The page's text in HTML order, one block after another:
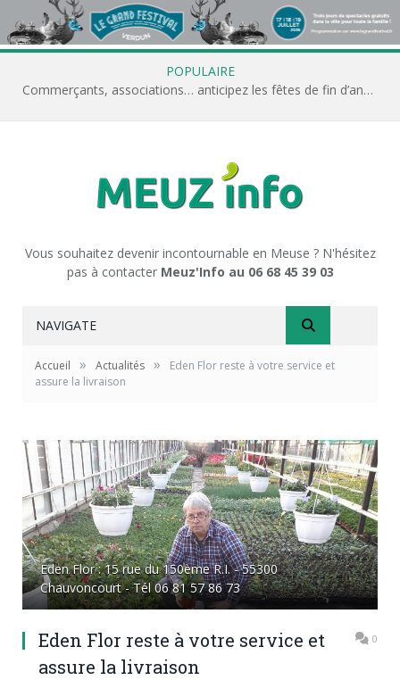
POPULAIRE
Commerçants, associations… anticipez les fêtes de fin d’année avec Meuz’Info
Vous souhaitez devenir incontournable en Meuse ? N'hésitez
pas à contacter Meuz'Info au 06 68 45 39 03
NAVIGATE
Accueil » Actualités »
Eden Flor reste à votre service et
assure la livraison
Eden Flor : 15 rue du 150ème R.I. - 55300
Chauvoncourt - Tél 06 81 57 86 73
Eden Flor reste à votre service et
assure la livraison
0